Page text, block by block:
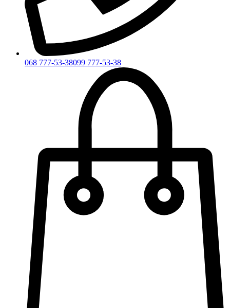
068 777-53-38099 777-53-38